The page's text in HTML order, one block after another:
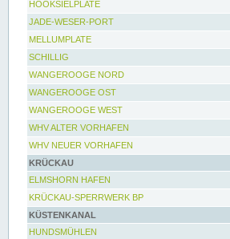
HOOKSIELPLATE
JADE-WESER-PORT
MELLUMPLATE
SCHILLIG
WANGEROOGE NORD
WANGEROOGE OST
WANGEROOGE WEST
WHV ALTER VORHAFEN
WHV NEUER VORHAFEN
KRÜCKAU
ELMSHORN HAFEN
KRÜCKAU-SPERRWERK BP
KÜSTENKANAL
HUNDSMÜHLEN